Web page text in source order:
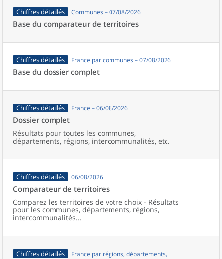
Chiffres détaillés Communes – 07/08/2026
Base du comparateur de territoires
Chiffres détaillés France par communes – 07/08/2026
Base du dossier complet
Chiffres détaillés France – 06/08/2026
Dossier complet
Résultats pour toutes les communes,
départements, régions, intercommunalités, etc.
Chiffres détaillés 06/08/2026
Comparateur de territoires
Comparez les territoires de votre choix - Résultats
pour les communes, départements, régions,
intercommunalités...
Chiffres détaillés
France par régions, départements,